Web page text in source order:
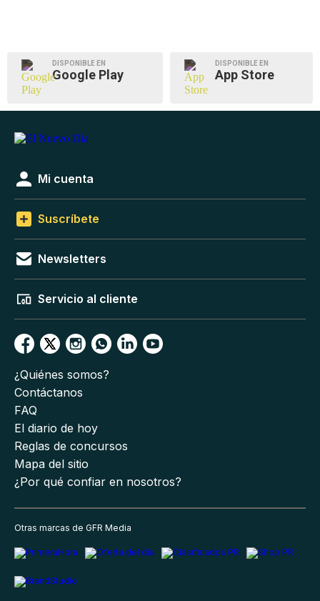
DISPONIBLE EN
Google Play
DISPONIBLE EN
App Store
Mi cuenta
Suscríbete
Newsletters
Servicio al cliente
¿Quiénes somos?
Contáctanos
FAQ
El diario de hoy
Reglas de concursos
Mapa del sitio
¿Por qué confiar en nosotros?
Otras marcas de GFR Media